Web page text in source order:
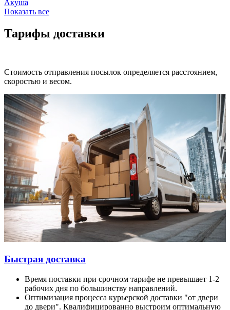
Акуша
Показать все
Тарифы доставки
Стоимость отправления посылок определяется расстоянием,
скоростью и весом.
Быстрая доставка
Время поставки при срочном тарифе не превышает 1-2
рабочих дня по большинству направлений.
Оптимизация процесса курьерской доставки "от двери
до двери". Квалифицированно выстроим оптимальную